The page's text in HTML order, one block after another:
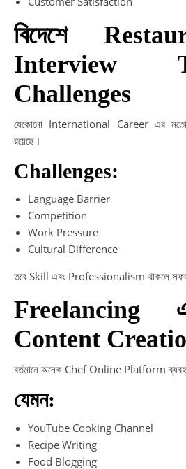
বিদেশে
Interview
Challenges
যেকোনো International Career এর
রয়েছে।
Challenges:
Language Barrier
Competition
Work Pressure
Cultural Difference
তবে Skill এবং Professionalism থাকলে
Freelancing
Content
বর্তমানে অনেক Chef Online Platform
যেমন:
YouTube Cooking Channel
Recipe Writing
Food Blogging